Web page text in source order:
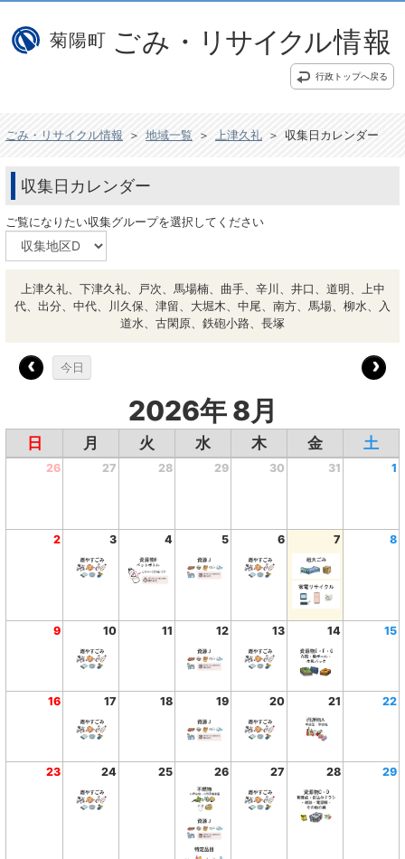
行政トップへ戻る
ごみ・リサイクル情報 ＞ 地域一覧 ＞ 上津久礼 ＞ 収集日カレンダー
収集日カレンダー
ご覧になりたい収集グループを選択してください
上津久礼、下津久礼、戸次、馬場楠、曲手、辛川、井口、道明、上中
代、出分、中代、川久保、津留、大堀木、中尾、南方、馬場、柳水、入
道水、古閑原、鉄砲小路、長塚
今日
2026年 8月
日 月 火 水 木 金 土
26 27 28 29 30 31 1
2 3 4 5 6 7 8
9 10 11 12 13 14 15
16 17 18 19 20 21 22
23 24 25 26 27 28 29